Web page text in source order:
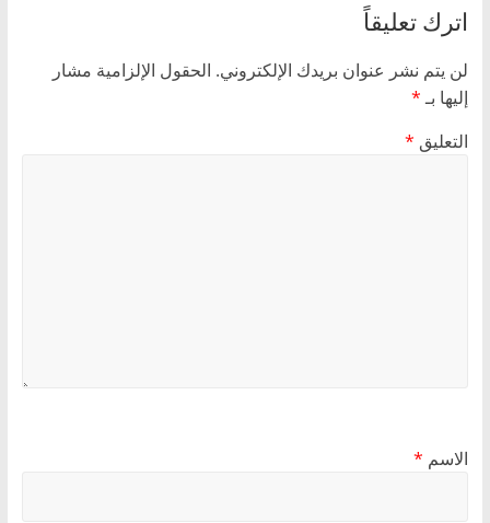
اترك تعليقاً
لن يتم نشر عنوان بريدك الإلكتروني. الحقول الإلزامية مشار
إليها بـ*
التعليق *
الاسم *